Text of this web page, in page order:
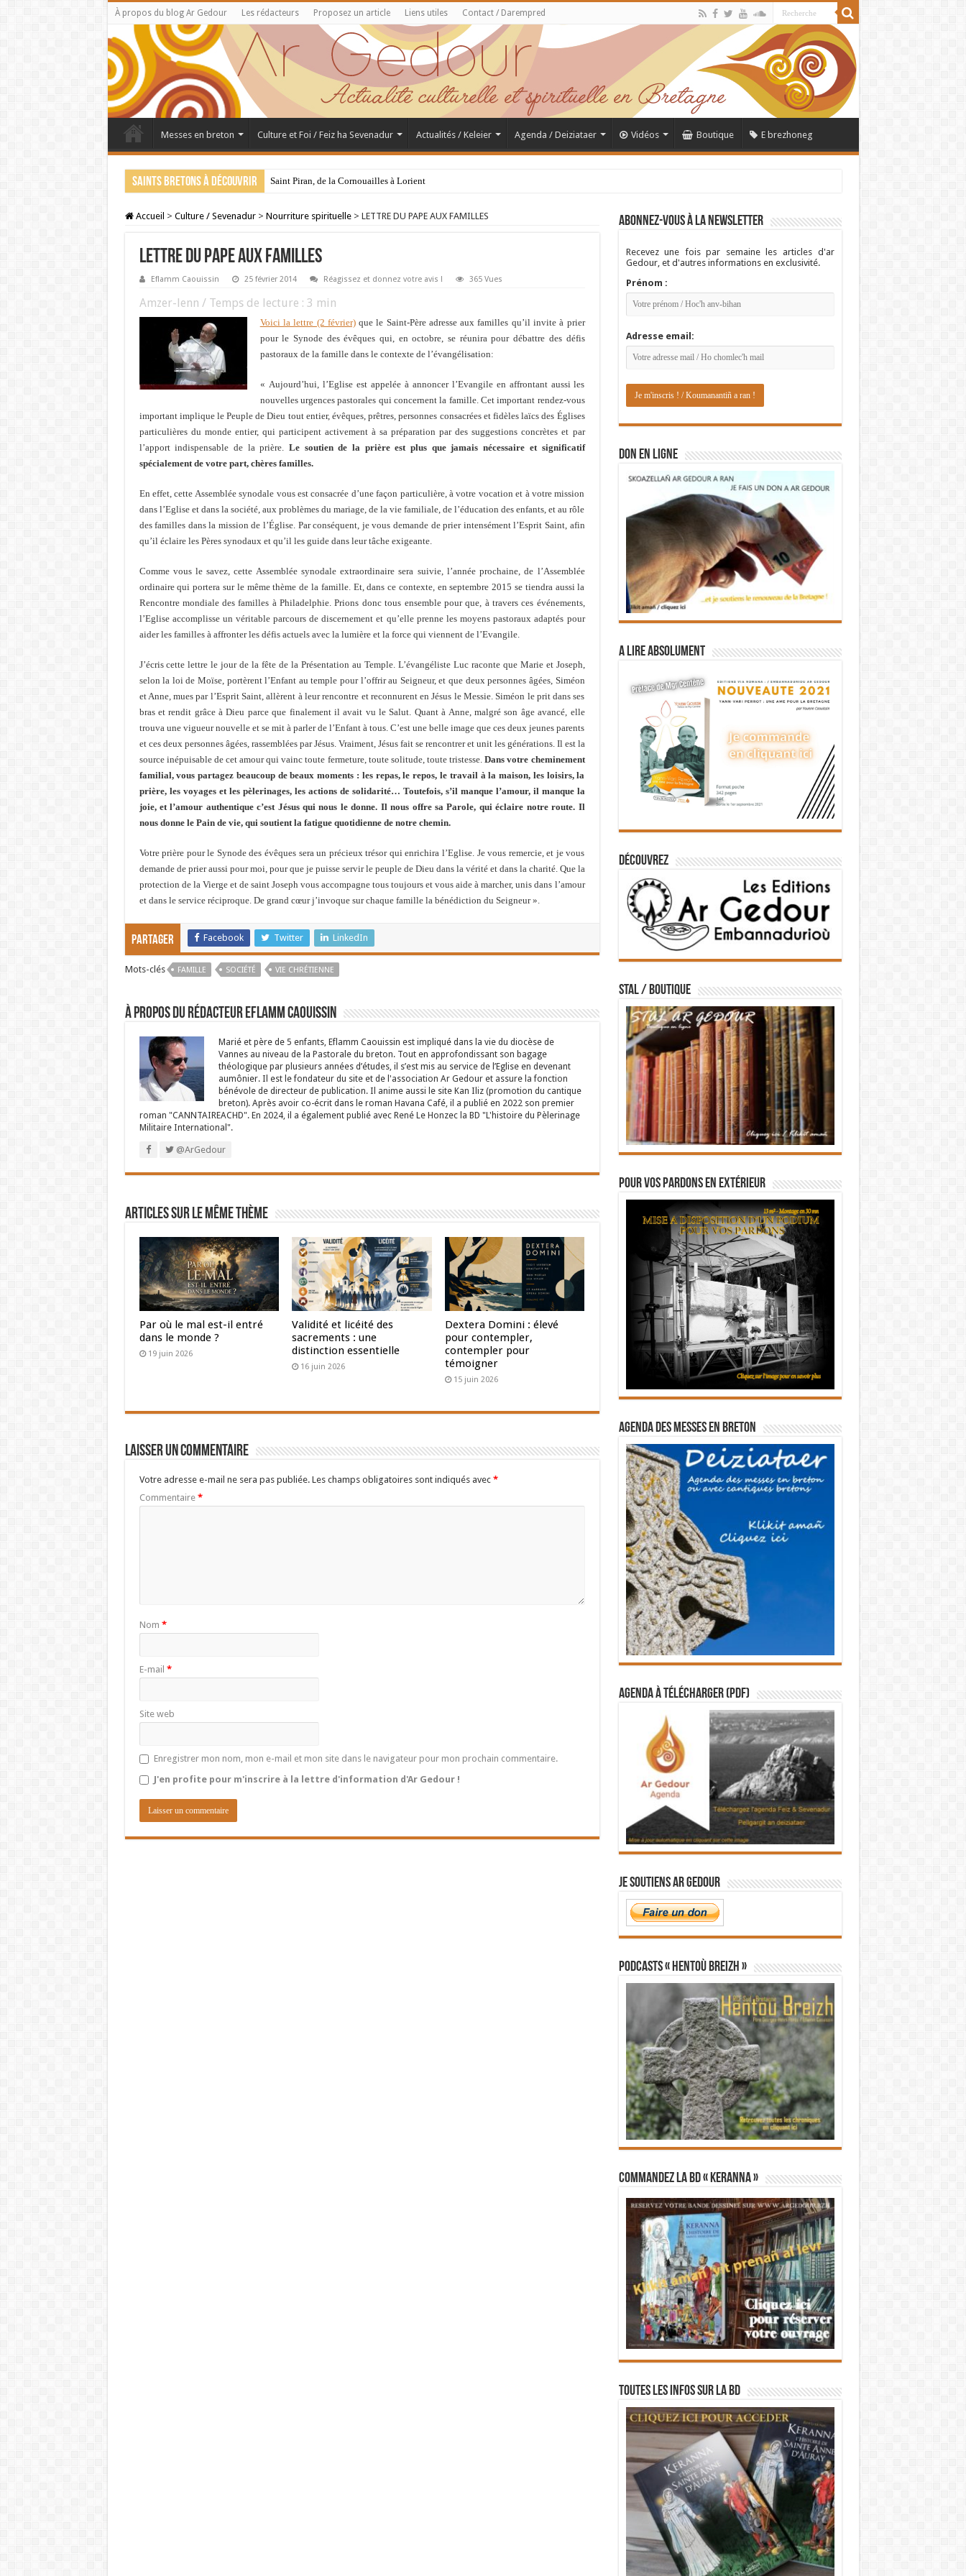
À propos du blog Ar Gedour Les rédacteurs Proposez un article Liens utiles Contact / Darempred
Messes en breton Culture et Foi / Feiz ha Sevenadur Actualités / Keleier Agenda / Deiziataer Vidéos Boutique E brezhoneg
Saints bretons à découvrir Saint Piran, de la Cornouailles à Lorient
Accueil > Culture / Sevenadur > Nourriture spirituelle > LETTRE DU PAPE AUX FAMILLES
LETTRE DU PAPE AUX FAMILLES
Eflamm Caouissin 25 février 2014 Réagissez et donnez votre avis ! 365 Vues
Amzer-lenn / Temps de lecture : 3 min
Voici la lettre (2 février)que le Saint-Père adresse aux familles qu’il invite à prier
pour le Synode des évêques qui, en octobre, se réunira pour débattre des défis
pastoraux de la famille dans le contexte de l’évangélisation:
« Aujourd’hui, l’Eglise est appelée à annoncer l’Evangile en affrontant aussi les
nouvelles urgences pastorales qui concernent la famille. Cet important rendez-vous
important implique le Peuple de Dieu tout entier, évêques, prêtres, personnes consacrées et fidèles laïcs des Églises
particulières du monde entier, qui participent activement à sa préparation par des suggestions concrètes et par
l’apport indispensable de la prière. Le soutien de la prière est plus que jamais nécessaire et significatif
spécialement de votre part, chères familles.
En effet, cette Assemblée synodale vous est consacrée d’une façon particulière, à votre vocation et à votre mission
dans l’Eglise et dans la société, aux problèmes du mariage, de la vie familiale, de l’éducation des enfants, et au rôle
des familles dans la mission de l’Église. Par conséquent, je vous demande de prier intensément l’Esprit Saint, afin
qu’il éclaire les Pères synodaux et qu’il les guide dans leur tâche exigeante.
Comme vous le savez, cette Assemblée synodale extraordinaire sera suivie, l’année prochaine, de l’Assemblée
ordinaire qui portera sur le même thème de la famille. Et, dans ce contexte, en septembre 2015 se tiendra aussi la
Rencontre mondiale des familles à Philadelphie. Prions donc tous ensemble pour que, à travers ces événements,
l’Eglise accomplisse un véritable parcours de discernement et qu’elle prenne les moyens pastoraux adaptés pour
aider les familles à affronter les défis actuels avec la lumière et la force qui viennent de l’Evangile.
J’écris cette lettre le jour de la fête de la Présentation au Temple. L’évangéliste Luc raconte que Marie et Joseph,
selon la loi de Moïse, portèrent l’Enfant au temple pour l’offrir au Seigneur, et que deux personnes âgées, Siméon
et Anne, mues par l’Esprit Saint, allèrent à leur rencontre et reconnurent en Jésus le Messie. Siméon le prit dans ses
bras et rendit grâce à Dieu parce que finalement il avait vu le Salut. Quant à Anne, malgré son âge avancé, elle
trouva une vigueur nouvelle et se mit à parler de l’Enfant à tous. C’est une belle image que ces deux jeunes parents
et ces deux personnes âgées, rassemblées par Jésus. Vraiment, Jésus fait se rencontrer et unit les générations. Il est la
source inépuisable de cet amour qui vainc toute fermeture, toute solitude, toute tristesse.Dans votre cheminement
familial, vous partagez beaucoup de beaux moments : les repas, le repos, le travail à la maison, les loisirs, la
prière, les voyages et les pèlerinages, les actions de solidarité… Toutefois, s’il manque l’amour, il manque la
joie, et l’amour authentique c’est Jésus qui nous le donne. Il nous offre sa Parole, qui éclaire notre route. Il
nous donne le Pain de vie, qui soutient la fatigue quotidienne de notre chemin.
Votre prière pour le Synode des évêques sera un précieux trésor qui enrichira l’Eglise. Je vous remercie, et je vous
demande de prier aussi pour moi, pour que je puisse servir le peuple de Dieu dans la vérité et dans la charité. Que la
protection de la Vierge et de saint Joseph vous accompagne tous toujours et vous aide à marcher, unis dans l’amour
et dans le service réciproque. De grand cœur j’invoque sur chaque famille la bénédiction du Seigneur ».
Partager Facebook Twitter LinkedIn
Mots-clés FAMILLE SOCIÉTÉ VIE CHRÉTIENNE
À propos du rédacteur Eflamm Caouissin
Marié et père de 5 enfants, Eflamm Caouissin est impliqué dans la vie du diocèse de
Vannes au niveau de la Pastorale du breton. Tout en approfondissant son bagage
théologique par plusieurs années d’études, il s’est mis au service de l’Eglise en devenant
aumônier. Il est le fondateur du site et de l'association Ar Gedour et assure la fonction
bénévole de directeur de publication. Il anime aussi le site Kan Iliz (promotion du cantique
breton). Après avoir co-écrit dans le roman Havana Café, il a publié en 2022 son premier
roman "CANNTAIREACHD". En 2024, il a également publié avec René Le Honzec la BD "L'histoire du Pèlerinage
Militaire International".
@ArGedour
Articles sur le même thème
Par où le mal est-il entré
dans le monde ?
19 juin 2026
Validité et licéité des
sacrements : une
distinction essentielle
16 juin 2026
Dextera Domini : élevé
pour contempler,
contempler pour
témoigner
15 juin 2026
Laisser un commentaire
Votre adresse e-mail ne sera pas publiée. Les champs obligatoires sont indiqués avec *
Commentaire *
Nom *
E-mail *
Site web
Enregistrer mon nom, mon e-mail et mon site dans le navigateur pour mon prochain commentaire.
J'en profite pour m'inscrire à la lettre d'information d'Ar Gedour !
Abonnez-vous à la newsletter
Recevez une fois par semaine les articles d'ar
Gedour, et d'autres informations en exclusivité.
Prénom :
Adresse email:
DON EN LIGNE
A lire absolument
Découvrez
STAL / BOUTIQUE
Pour vos pardons en extérieur
Agenda des messes en breton
Agenda à télécharger (PDF)
Je soutiens Ar Gedour
PODCASTS « Hentoù Breizh »
Commandez la BD « Keranna »
Toutes les infos sur la BD